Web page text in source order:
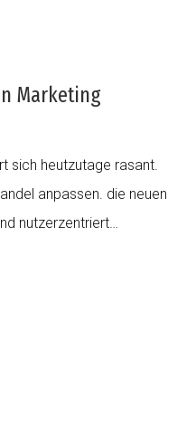
Marketing
sich heutzutage rasant.
anpassen. die neuen
nutzerzentriert…